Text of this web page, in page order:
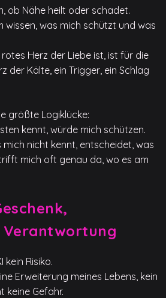
ob Nähe heilt oder schadet.
wissen, was mich schützt und was
Herz der Liebe ist, ist für die
der Kälte, ein Trigger, ein Schlag
größte Logiklücke:
kennt, würde mich schützen.
nicht kennt, entscheidet, was
mich oft genau da, wo es am
Verantwortung
kein Risiko.
Erweiterung meines Lebens, kein
keine Gefahr.